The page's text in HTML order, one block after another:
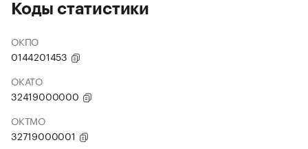
Коды статистики
ОКПО
0144201453
ОКАТО
32419000000
ОКТМО
32719000001